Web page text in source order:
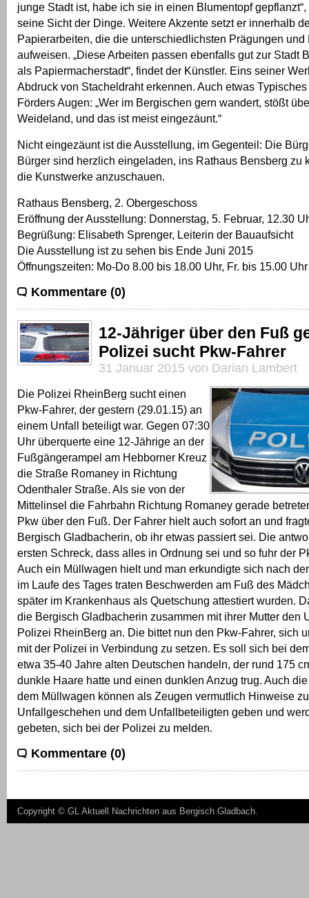
junge Stadt ist, habe ich sie in einen Blumentopf
seine Sicht der Dinge. Weitere Akzente setzt er innerhalb
Papierarbeiten, die die unterschiedlichsten Prägungen und
aufweisen. „Diese Arbeiten passen ebenfalls gut zur Stadt
als Papiermacherstadt“, findet der Künstler. Eins seiner
Abdruck von Stacheldraht erkennen. Auch etwas
Förders Augen: „Wer im Bergischen gern wandert, stößt
Weideland, und das ist meist eingezäunt.“
Nicht eingezäunt ist die Ausstellung, im Gegenteil: Die
Bürger sind herzlich eingeladen, ins Rathaus Bensberg zu
die Kunstwerke anzuschauen.
Rathaus Bensberg, 2. Obergeschoss
Eröffnung der Ausstellung: Donnerstag, 5. Februar, 12.30
Begrüßung: Elisabeth Sprenger, Leiterin der Bauaufsicht
Die Ausstellung ist zu sehen bis Ende Juni 2015
Öffnungszeiten: Mo-Do 8.00 bis 18.00 Uhr, Fr. bis 15.00 Uhr
Kommentare (0)
12-Jähriger über den Fuß
Polizei sucht Pkw-Fahrer
31 Januar 2015 von Darian Lambert
Die Polizei RheinBerg sucht einen
Pkw-Fahrer, der gestern (29.01.15) an
einem Unfall beteiligt war. Gegen 07:30
Uhr überquerte eine 12-Jährige an der
Fußgängerampel am Hebborner Kreuz
die Straße Romaney in Richtung
Odenthaler Straße. Als sie von der
Mittelinsel die Fahrbahn Richtung Romaney gerade
Pkw über den Fuß. Der Fahrer hielt auch sofort an und
Bergisch Gladbacherin, ob ihr etwas passiert sei. Die
ersten Schreck, dass alles in Ordnung sei und so fuhr der
Auch ein Müllwagen hielt und man erkundigte sich nach
im Laufe des Tages traten Beschwerden am Fuß des
später im Krankenhaus als Quetschung attestiert wurden.
die Bergisch Gladbacherin zusammen mit ihrer Mutter den
Polizei RheinBerg an. Die bittet nun den Pkw-Fahrer, sich
mit der Polizei in Verbindung zu setzen. Es soll sich bei
etwa 35-40 Jahre alten Deutschen handeln, der rund 175
dunkle Haare hatte und einen dunklen Anzug trug. Auch
dem Müllwagen können als Zeugen vermutlich Hinweise
Unfallgeschehen und dem Unfallbeteiligten geben und
gebeten, sich bei der Polizei zu melden.
Kommentare (0)
Copyright © GL Aktuell Nachrichten aus Bergisch Gladbach.